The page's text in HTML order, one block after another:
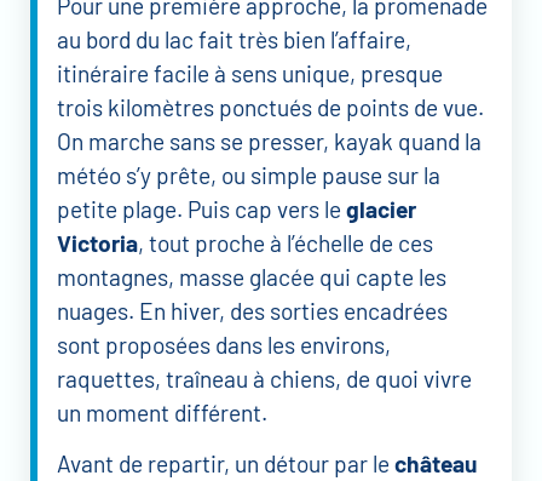
au bord du lac fait très bien l’affaire,
itinéraire facile à sens unique, presque
trois kilomètres ponctués de points de vue.
On marche sans se presser, kayak quand la
météo s’y prête, ou simple pause sur la
petite plage. Puis cap vers le glacier
Victoria, tout proche à l’échelle de ces
montagnes, masse glacée qui capte les
nuages. En hiver, des sorties encadrées
sont proposées dans les environs,
raquettes, traîneau à chiens, de quoi vivre
un moment différent.
Avant de repartir, un détour par le château